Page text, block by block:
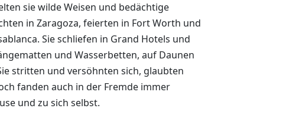
sie wilde Weisen und bedächtige
in Zaragoza, feierten in Fort Worth und
Sie schliefen in Grand Hotels und
und Wasserbetten, auf Daunen
stritten und versöhnten sich, glaubten
fanden auch in der Fremde immer
und zu sich selbst.